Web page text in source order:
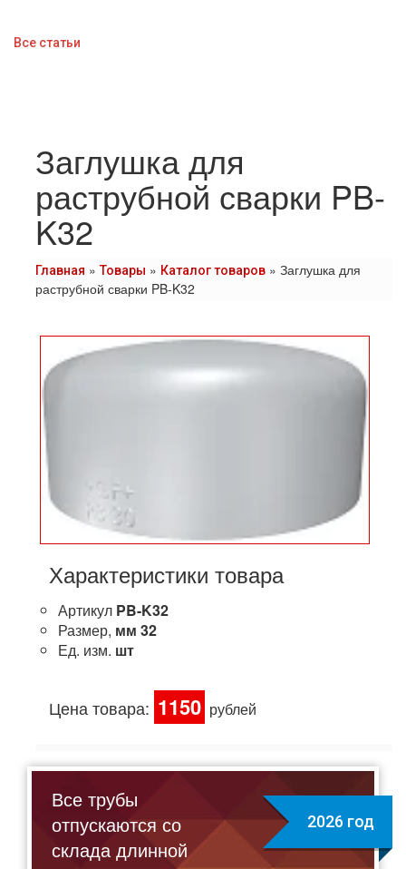
Все статьи
Заглушка для
раструбной сварки PB-
K32
Главная »Товары » Каталог товаров » Заглушка для
раструбной сварки PB-K32
Характеристики товара
Артикул PB-K32
Размер, мм 32
Ед. изм. шт
Цена товара: 1150 рублей
Все трубы
отпускаются со
склада длинной
2026 год